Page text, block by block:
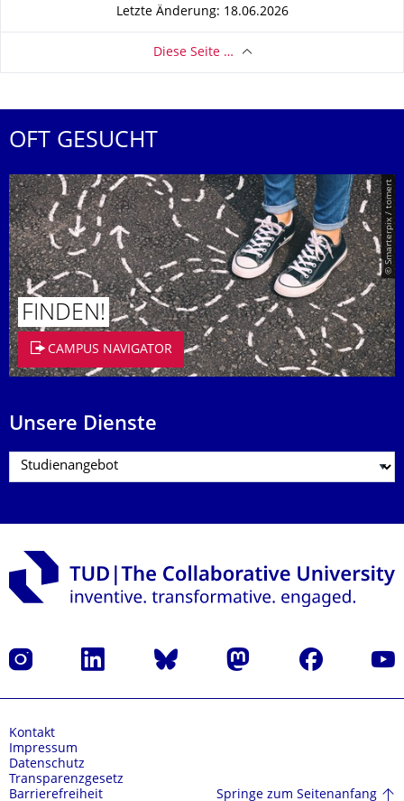
Letzte Änderung: 18.06.2026
Diese Seite …
OFT GESUCHT
© Smarterpix / tomert
FINDEN!
CAMPUS NAVIGATOR
Unsere Dienste
Instagram LinkedIn Bluesky Mastodon Facebook
Kontakt
Impressum
Datenschutz
Transparenzgesetz
Barrierefreiheit
Springe zum Seitenanfang